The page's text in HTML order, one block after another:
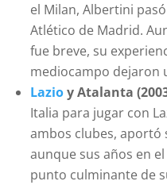
el Milan, Albertini
Atlético de Madrid.
fue breve, su
mediocampo dejaron
Lazioy Atalanta
Italia para jugar con
ambos clubes, aportó
aunque sus años en
punto culminante de